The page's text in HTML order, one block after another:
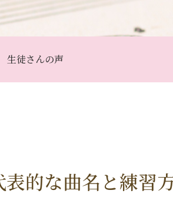
生徒さんの声
的な曲名と練習